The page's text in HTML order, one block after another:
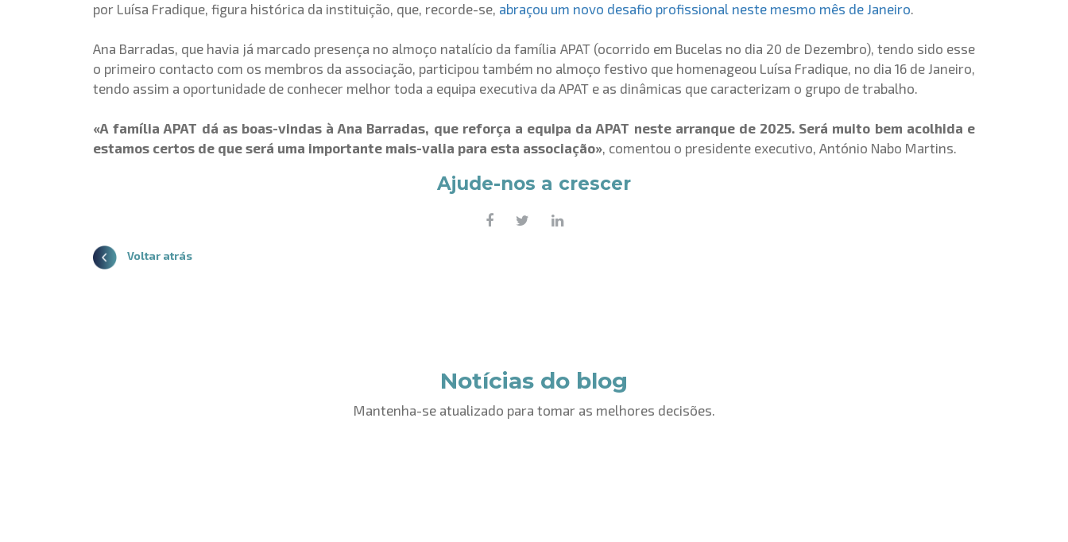
por Luísa Fradique, figura histórica da instituição, que, recorde-se, abraçou um novo desafio profissional neste mesmo mês de Janeiro.
Ana Barradas, que havia já marcado presença no almoço natalício da família APAT (ocorrido em Bucelas no dia 20 de Dezembro), tendo sido esse
o primeiro contacto com os membros da associação, participou também no almoço festivo que homenageou Luísa Fradique, no dia 16 de Janeiro,
tendo assim a oportunidade de conhecer melhor toda a equipa executiva da APAT e as dinâmicas que caracterizam o grupo de trabalho.
«A família APAT dá as boas-vindas à Ana Barradas, que reforça a equipa da APAT neste arranque de 2025. Será muito bem acolhida e
estamos certos de que será uma importante mais-valia para esta associação», comentou o presidente executivo, António Nabo Martins.
Ajude-nos a crescer
Voltar atrás
Notícias do blog
Mantenha-se atualizado para tomar as melhores decisões.